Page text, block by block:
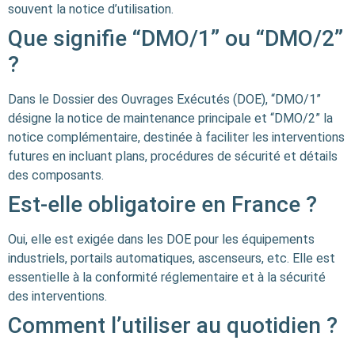
souvent la notice d’utilisation.
Que signifie “DMO/1” ou “DMO/2”
?
Dans le Dossier des Ouvrages Exécutés (DOE), “DMO/1”
désigne la notice de maintenance principale et “DMO/2” la
notice complémentaire, destinée à faciliter les interventions
futures en incluant plans, procédures de sécurité et détails
des composants.
Est-elle obligatoire en France ?
Oui, elle est exigée dans les DOE pour les équipements
industriels, portails automatiques, ascenseurs, etc. Elle est
essentielle à la conformité réglementaire et à la sécurité
des interventions.
Comment l’utiliser au quotidien ?